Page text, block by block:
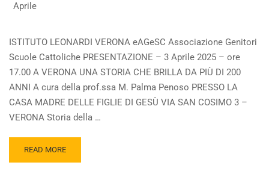
Aprile
ISTITUTO LEONARDI VERONA eAGeSC Associazione Genitori
Scuole Cattoliche PRESENTAZIONE – 3 Aprile 2025 – ore
17.00 A VERONA UNA STORIA CHE BRILLA DA PIÙ DI 200
ANNI A cura della prof.ssa M. Palma Penoso PRESSO LA
CASA MADRE DELLE FIGLIE DI GESÙ VIA SAN COSIMO 3 –
VERONA Storia della …
READ MORE